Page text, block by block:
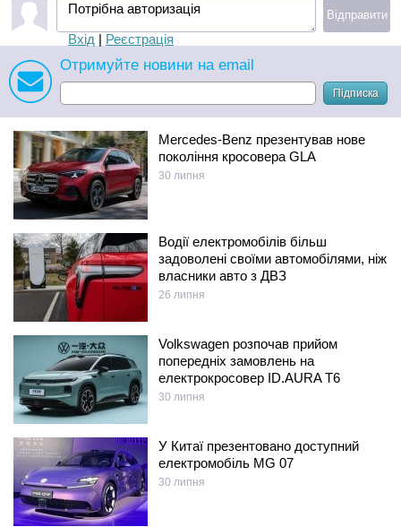
Потрібна авторизація
Вхід | Реєстрація
Відправити
Отримуйте новини на email
Підписка
Mercedes-Benz презентував нове
покоління кросовера GLA
30 липня
Водії електромобілів більш
задоволені своїми автомобілями, ніж
власники авто з ДВЗ
26 липня
Volkswagen розпочав прийом
попередніх замовлень на
електрокросовер ID.AURA T6
30 липня
У Китаї презентовано доступний
електромобіль MG 07
30 липня